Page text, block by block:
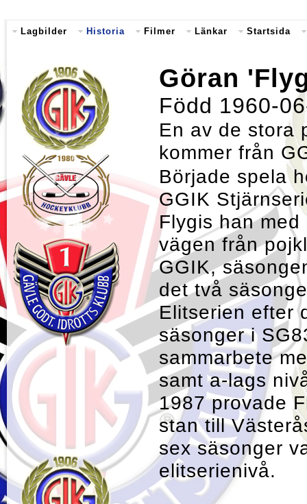
Lagbilder Historia Filmer Länkar Startsida
Göran
Född 1960-
En av de stora
kommer från
Började spela
GGIK
Flygis han
vägen från
GGIK,
det två
Elitserien efter
säsonger i
sammarbete
samt a-lags
1987 provade
stan till
sex säsonger
elitserienivå.